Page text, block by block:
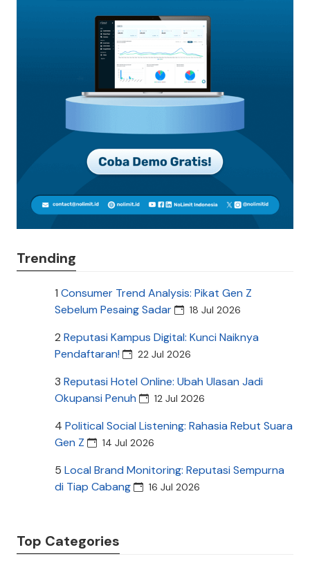
Trending
1 Consumer Trend Analysis: Pikat Gen Z
Sebelum Pesaing Sadar
18 Jul 2026
2 Reputasi Kampus Digital: Kunci Naiknya
Pendaftaran!
22 Jul 2026
3 Reputasi Hotel Online: Ubah Ulasan Jadi
Okupansi Penuh
12 Jul 2026
4 Political Social Listening: Rahasia Rebut Suara
Gen Z
14 Jul 2026
5 Local Brand Monitoring: Reputasi Sempurna
di Tiap Cabang
16 Jul 2026
Top Categories